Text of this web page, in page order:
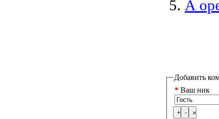
А
Добавить
* Ваш ник